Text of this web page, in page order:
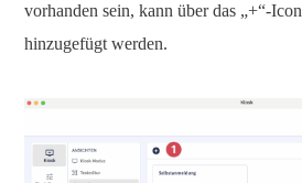
vorhanden sein, kann über das „+“-Icon
hinzugefügt werden.